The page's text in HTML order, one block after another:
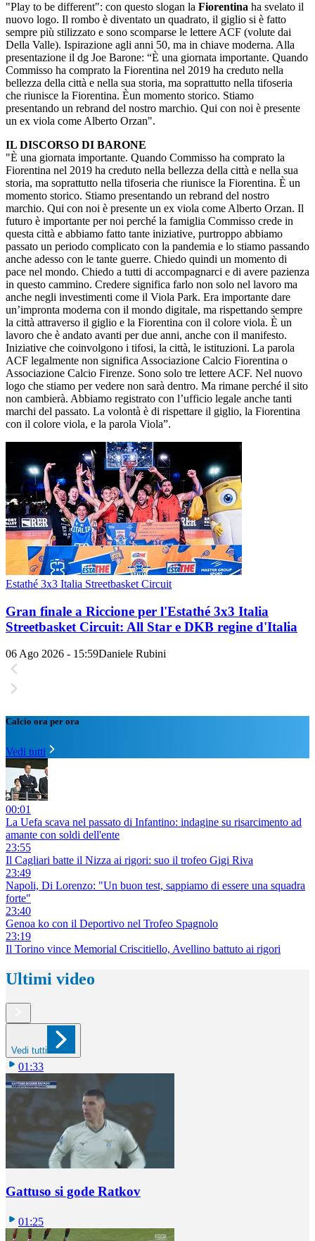
"Play to be different": con questo slogan la Fiorentina ha svelato il
nuovo logo. Il rombo è diventato un quadrato, il giglio si è fatto
sempre più stilizzato e sono scomparse le lettere ACF (volute dai
Della Valle). Ispirazione agli anni 50, ma in chiave moderna. Alla
presentazione il dg Joe Barone: “È una giornata importante. Quando
Commisso ha comprato la Fiorentina nel 2019 ha creduto nella
bellezza della città e nella sua storia, ma soprattutto nella tifoseria
che riunisce la Fiorentina. Èun momento storico. Stiamo
presentando un rebrand del nostro marchio. Qui con noi è presente
un ex viola come Alberto Orzan".
IL DISCORSO DI BARONE
"È una giornata importante. Quando Commisso ha comprato la
Fiorentina nel 2019 ha creduto nella bellezza della città e nella sua
storia, ma soprattutto nella tifoseria che riunisce la Fiorentina. È un
momento storico. Stiamo presentando un rebrand del nostro
marchio. Qui con noi è presente un ex viola come Alberto Orzan. Il
futuro è importante per noi perché la famiglia Commisso crede in
questa città e abbiamo fatto tante iniziative, purtroppo abbiamo
passato un periodo complicato con la pandemia e lo stiamo passando
anche adesso con le tante guerre. Chiedo quindi un momento di
pace nel mondo. Chiedo a tutti di accompagnarci e di avere pazienza
in questo cammino. Credere significa farlo non solo nel lavoro ma
anche negli investimenti come il Viola Park. Era importante dare
un’impronta moderna con il mondo digitale, ma rispettando sempre
la città attraverso il giglio e la Fiorentina con il colore viola. È un
lavoro che è andato avanti per due anni, anche con il manifesto.
Iniziative che coinvolgono i tifosi, la città, le istituzioni. La parola
ACF legalmente non significa Associazione Calcio Fiorentina o
Associazione Calcio Firenze. Sono solo tre lettere ACF. Nel nuovo
logo che stiamo per vedere non sarà dentro. Ma rimane perché il sito
non cambierà. Abbiamo registrato con l’ufficio legale anche tanti
marchi del passato. La volontà è di rispettare il giglio, la Fiorentina
con il colore viola, e la parola Viola”.
Estathé 3x3 Italia Streetbasket Circuit
Gran finale a Riccione per l'Estathé 3x3 Italia
Streetbasket Circuit: All Star e DKB regine d'Italia
06 Ago 2026 - 15:59Daniele Rubini
Calcio ora per ora
Vedi tutti
00:01
La Uefa scava nel passato di Infantino: indagine su risarcimento ad
amante con soldi dell'ente
23:55
Il Cagliari batte il Nizza ai rigori: suo il trofeo Gigi Riva
23:49
Napoli, Di Lorenzo: "Un buon test, sappiamo di essere una squadra
forte"
23:40
Genoa ko con il Deportivo nel Trofeo Spagnolo
23:19
Il Torino vince Memorial Criscitiello, Avellino battuto ai rigori
Ultimi video
Vedi tutti
01:33
Gattuso si gode Ratkov
01:25